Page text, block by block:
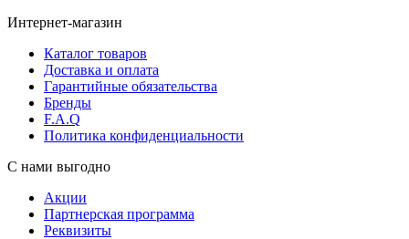
Интернет-магазин
Каталог товаров
Доставка и оплата
Гарантийные обязательства
Бренды
F.A.Q
Политика конфиденциальности
С нами выгодно
Акции
Партнерская программа
Реквизиты